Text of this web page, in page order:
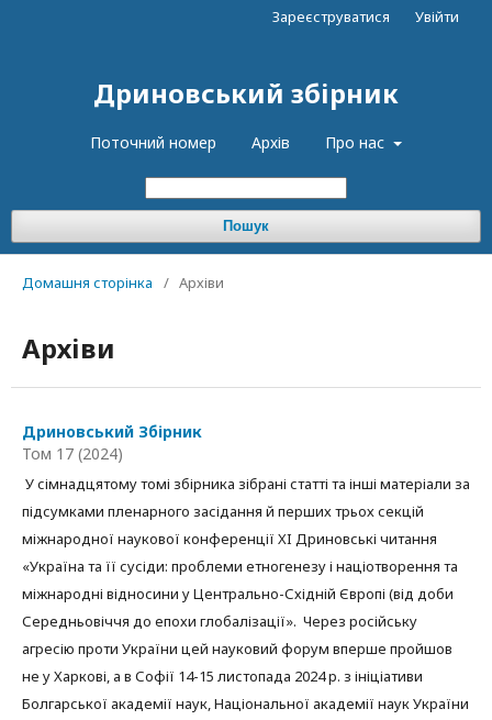
Дриновський збірник
Поточний номер Архів Про нас
Пошук
Зареєструватися Увійти
Домашня сторінка / Архіви
Архіви
Дриновський Збірник
Том 17 (2024)
У сімнадцятому томі збірника зібрані статті та інші матеріали за
підсумками пленарного засідання й перших трьох секцій
міжнародної наукової конференції XI Дриновські читання
«Україна та її сусіди: проблеми етногенезу і націотворення та
міжнародні відносини у Центрально-Східній Європі (від доби
Середньовіччя до епохи глобалізації». Через російську
агресію проти України цей науковий форум вперше пройшов
не у Харкові, а в Софії 14-15 листопада 2024 р. з ініціативи
Болгарської академії наук, Національної академії наук України